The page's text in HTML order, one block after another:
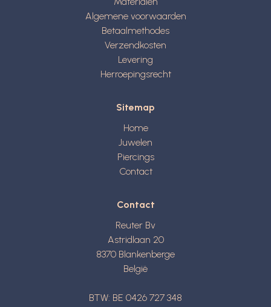
Algemene voorwaarden
Betaalmethodes
Verzendkosten
Levering
Herroepingsrecht
Sitemap
Home
Juwelen
Piercings
Contact
Contact
Reuter Bv
Astridlaan 20
8370 Blankenberge
België
BTW: BE 0426 727 348